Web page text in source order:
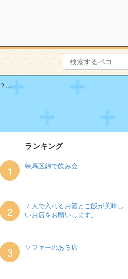
...
ランキング
1 練馬区錦で飲み会
2
７人で入れるお酒とご飯が美味し
いお店をお願いします。
3 ソファーのある席